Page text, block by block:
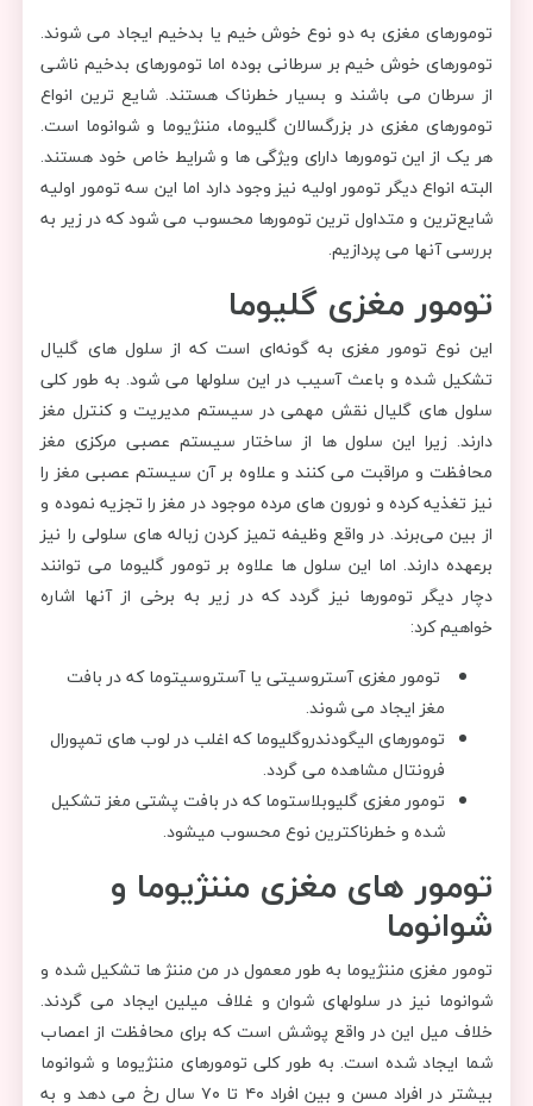
تومورهای مغزی به دو نوع خوش خیم یا بدخیم ایجاد می شوند.
تومورهای خوش خیم بر سرطانی بوده اما تومورهای بدخیم ناشی
از سرطان می باشند و بسیار خطرناک هستند. شایع ترین انواع
تومورهای مغزی در بزرگسالان گلیوما، مننژیوما و شوانوما است.
هر یک از این تومورها دارای ویژگی ها و شرایط خاص خود هستند.
البته انواع دیگر تومور اولیه نیز وجود دارد اما این سه تومور اولیه
شایع‌ترین و متداول ترین تومورها محسوب می شود که در زیر به
بررسی آنها می پردازیم.
تومور مغزی گلیوما
این نوع تومور مغزی به گونه‌ای است که از سلول های گلیال
تشکیل شده و باعث آسیب در این سلولها می شود. به طور کلی
سلول های گلیال نقش مهمی در سیستم مدیریت و کنترل مغز
دارند. زیرا این سلول ها از ساختار سیستم عصبی مرکزی مغز
محافظت و مراقبت می کنند و علاوه بر آن سیستم عصبی مغز را
نیز تغذیه کرده و نورون های مرده موجود در مغز را تجزیه نموده و
از بین می‌برند. در واقع وظیفه تمیز کردن زباله های سلولی را نیز
برعهده دارند. اما این سلول ها علاوه بر تومور گلیوما می توانند
دچار دیگر تومورها نیز گردد که در زیر به برخی از آنها اشاره
خواهیم کرد:
تومور مغزی آستروسیتی یا آستروسیتوما که در بافت
مغز ایجاد می شوند.
تومورهای الیگودندروگلیوما که اغلب در لوب های تمپورال
فرونتال مشاهده می گردد.
تومور مغزی گلیوبلاستوما که در بافت پشتی مغز تشکیل
شده و خطرناکترین نوع محسوب میشود.
تومور های مغزی مننژیوما و
شوانوما
تومور مغزی مننژیوما به طور معمول در من مننژ ها تشکیل شده و
شوانوما نیز در سلولهای شوان و غلاف میلین ایجاد می گردند.
خلاف میل این در واقع پوشش است که برای محافظت از اعصاب
شما ایجاد شده است. به طور کلی تومورهای مننژیوما و شوانوما
بیشتر در افراد مسن و بین افراد ۴۰ تا ۷۰ سال رخ می دهد و به